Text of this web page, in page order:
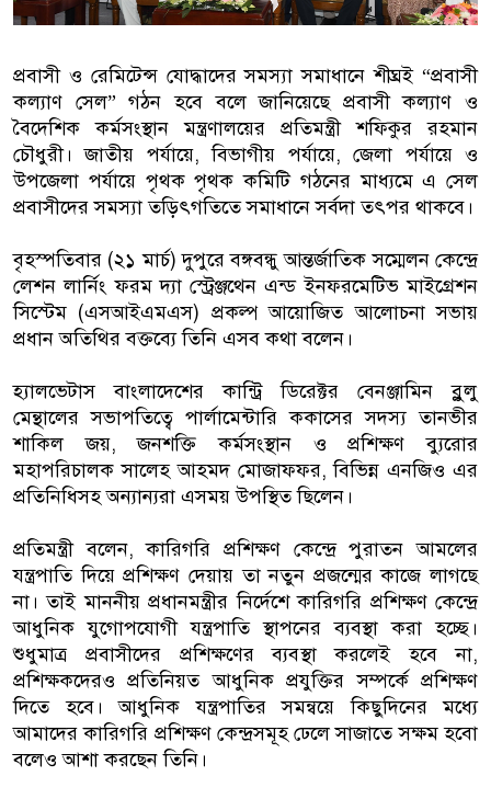
ফেব্রুয়ারিতে নির্বাচন হবে বলে মনে
আগামী নির্বাচনে প্রবাসীদের
মালয়েশিয়ায় ড. মুহাম্মদ ইউনূসকে লাল
প্রবাসী ও রেমিটেন্স যোদ্ধাদের সমস্যা সমাধানে শীঘ্রই “প্রবাসী
কল্যাণ সেল” গঠন হবে বলে জানিয়েছে প্রবাসী কল্যাণ ও
বৈদেশিক কর্মসংস্থান মন্ত্রণালয়ের প্রতিমন্ত্রী শফিকুর রহমান
চৌধুরী। জাতীয় পর্যায়ে, বিভাগীয় পর্যায়ে, জেলা পর্যায়ে ও
উপজেলা পর্যায়ে পৃথক পৃথক কমিটি গঠনের মাধ্যমে এ সেল
প্রবাসীদের সমস্যা তড়িৎগতিতে সমাধানে সর্বদা তৎপর থাকবে।
বৃহস্পতিবার (২১ মার্চ) দুপুরে বঙ্গবন্ধু আন্তর্জাতিক সম্মেলন কেন্দ্রে
লেশন লার্নিং ফরম দ্যা স্ট্রেঞ্জথেন এন্ড ইনফরমেটিভ মাইগ্রেশন
সিস্টেম (এসআইএমএস) প্রকল্প আয়োজিত আলোচনা সভায়
প্রধান অতিথির বক্তব্যে তিনি এসব কথা বলেন।
হ্যালভেটাস বাংলাদেশের কান্ট্রি ডিরেক্টর বেনঞ্জামিন ব্লুলু
মেন্থালের সভাপতিত্বে পার্লামেন্টারি ককাসের সদস্য তানভীর
শাকিল জয়, জনশক্তি কর্মসংস্থান ও প্রশিক্ষণ ব্যুরোর
মহাপরিচালক সালেহ আহমদ মোজাফফর, বিভিন্ন এনজিও এর
প্রতিনিধিসহ অন্যান্যরা এসময় উপস্থিত ছিলেন।
প্রতিমন্ত্রী বলেন, কারিগরি প্রশিক্ষণ কেন্দ্রে পুরাতন আমলের
যন্ত্রপাতি দিয়ে প্রশিক্ষণ দেয়ায় তা নতুন প্রজন্মের কাজে লাগছে
না। তাই মাননীয় প্রধানমন্ত্রীর নির্দেশে কারিগরি প্রশিক্ষণ কেন্দ্রে
আধুনিক যুগোপযোগী যন্ত্রপাতি স্থাপনের ব্যবস্থা করা হচ্ছে।
শুধুমাত্র প্রবাসীদের প্রশিক্ষণের ব্যবস্থা করলেই হবে না,
প্রশিক্ষকদেরও প্রতিনিয়ত আধুনিক প্রযুক্তির সম্পর্কে প্রশিক্ষণ
দিতে হবে। আধুনিক যন্ত্রপাতির সমন্বয়ে কিছুদিনের মধ্যে
আমাদের কারিগরি প্রশিক্ষণ কেন্দ্রসমূহ ঢেলে সাজাতে সক্ষম হবো
বলেও আশা করছেন তিনি।